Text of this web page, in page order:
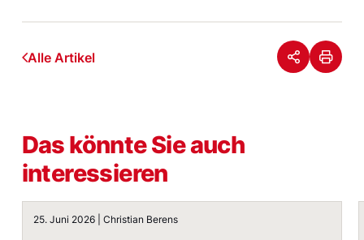
Alle Artikel
Das könnte Sie auch
interessieren
Fünf CR-Auftritte, bei denen man sofort weiß, woran
25. Juni 2026 | Christian Berens